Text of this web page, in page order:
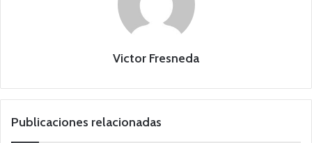
Victor Fresneda
Publicaciones relacionadas